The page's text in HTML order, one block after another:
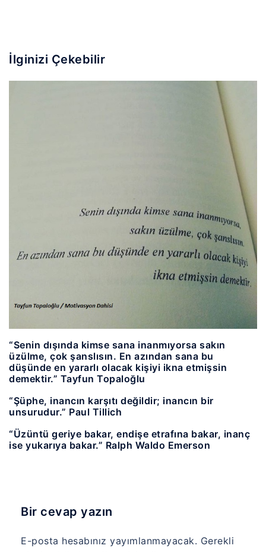
İlginizi Çekebilir
“Senin dışında kimse sana inanmıyorsa sakın
üzülme, çok şanslısın. En azından sana bu
düşünde en yararlı olacak kişiyi ikna etmişsin
demektir.” Tayfun Topaloğlu
“Şüphe, inancın karşıtı değildir; inancın bir
unsurudur.” Paul Tillich
“Üzüntü geriye bakar, endişe etrafına bakar, inanç
ise yukarıya bakar.” Ralph Waldo Emerson
Bir cevap yazın
E-posta hesabınız yayımlanmayacak. Gerekli